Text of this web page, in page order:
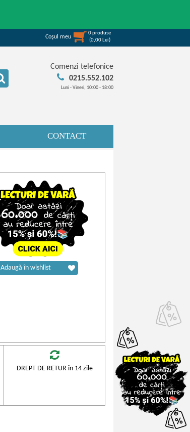
Coşul meu
0produse
(0,00 Lei)
Comenzi telefonice
0215.552.102
Luni - Vineri, 10:00 - 18:00
CONTACT
Adaugă în wishlist
DREPT DE RETUR în 14 zile